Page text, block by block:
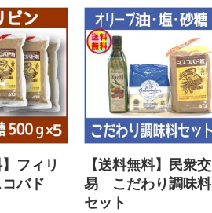
】フィリ
バド
【送料無料】民衆交
易 こだわり調味料
セット